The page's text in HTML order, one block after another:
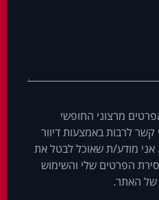
מרצוני החופשי
קשר לרבות באמצעות דיוור
אני מודע/ת שאוכל לבטל את
הפרטים שלי והשימוש
של האתר.